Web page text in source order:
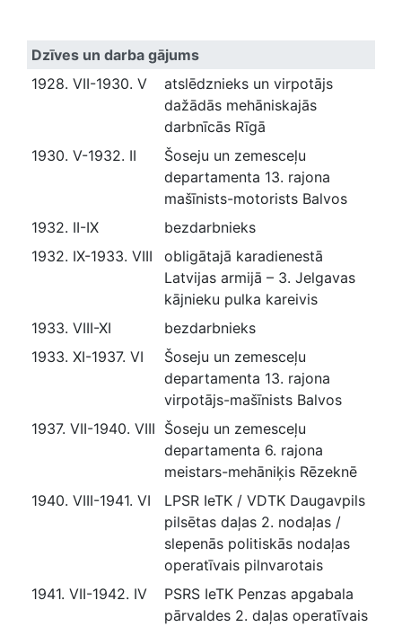
Dzīves un darba gājums
1928. VII-1930. V
atslēdznieks un virpotājs
dažādās mehāniskajās
darbnīcās Rīgā
1930. V-1932. II
Šoseju un zemesceļu
departamenta 13. rajona
mašīnists-motorists Balvos
1932. II-IX
bezdarbnieks
1932. IX-1933. VIII
obligātajā karadienestā
Latvijas armijā – 3. Jelgavas
kājnieku pulka kareivis
1933. VIII-XI
bezdarbnieks
1933. XI-1937. VI
Šoseju un zemesceļu
departamenta 13. rajona
virpotājs-mašīnists Balvos
1937. VII-1940. VIII Šoseju un zemesceļu
departamenta 6. rajona
meistars-mehāniķis Rēzeknē
1940. VIII-1941. VI
LPSR IeTK / VDTK Daugavpils
pilsētas daļas 2. nodaļas /
slepenās politiskās nodaļas
operatīvais pilnvarotais
1941. VII-1942. IV
PSRS IeTK Penzas apgabala
pārvaldes 2. daļas operatīvais